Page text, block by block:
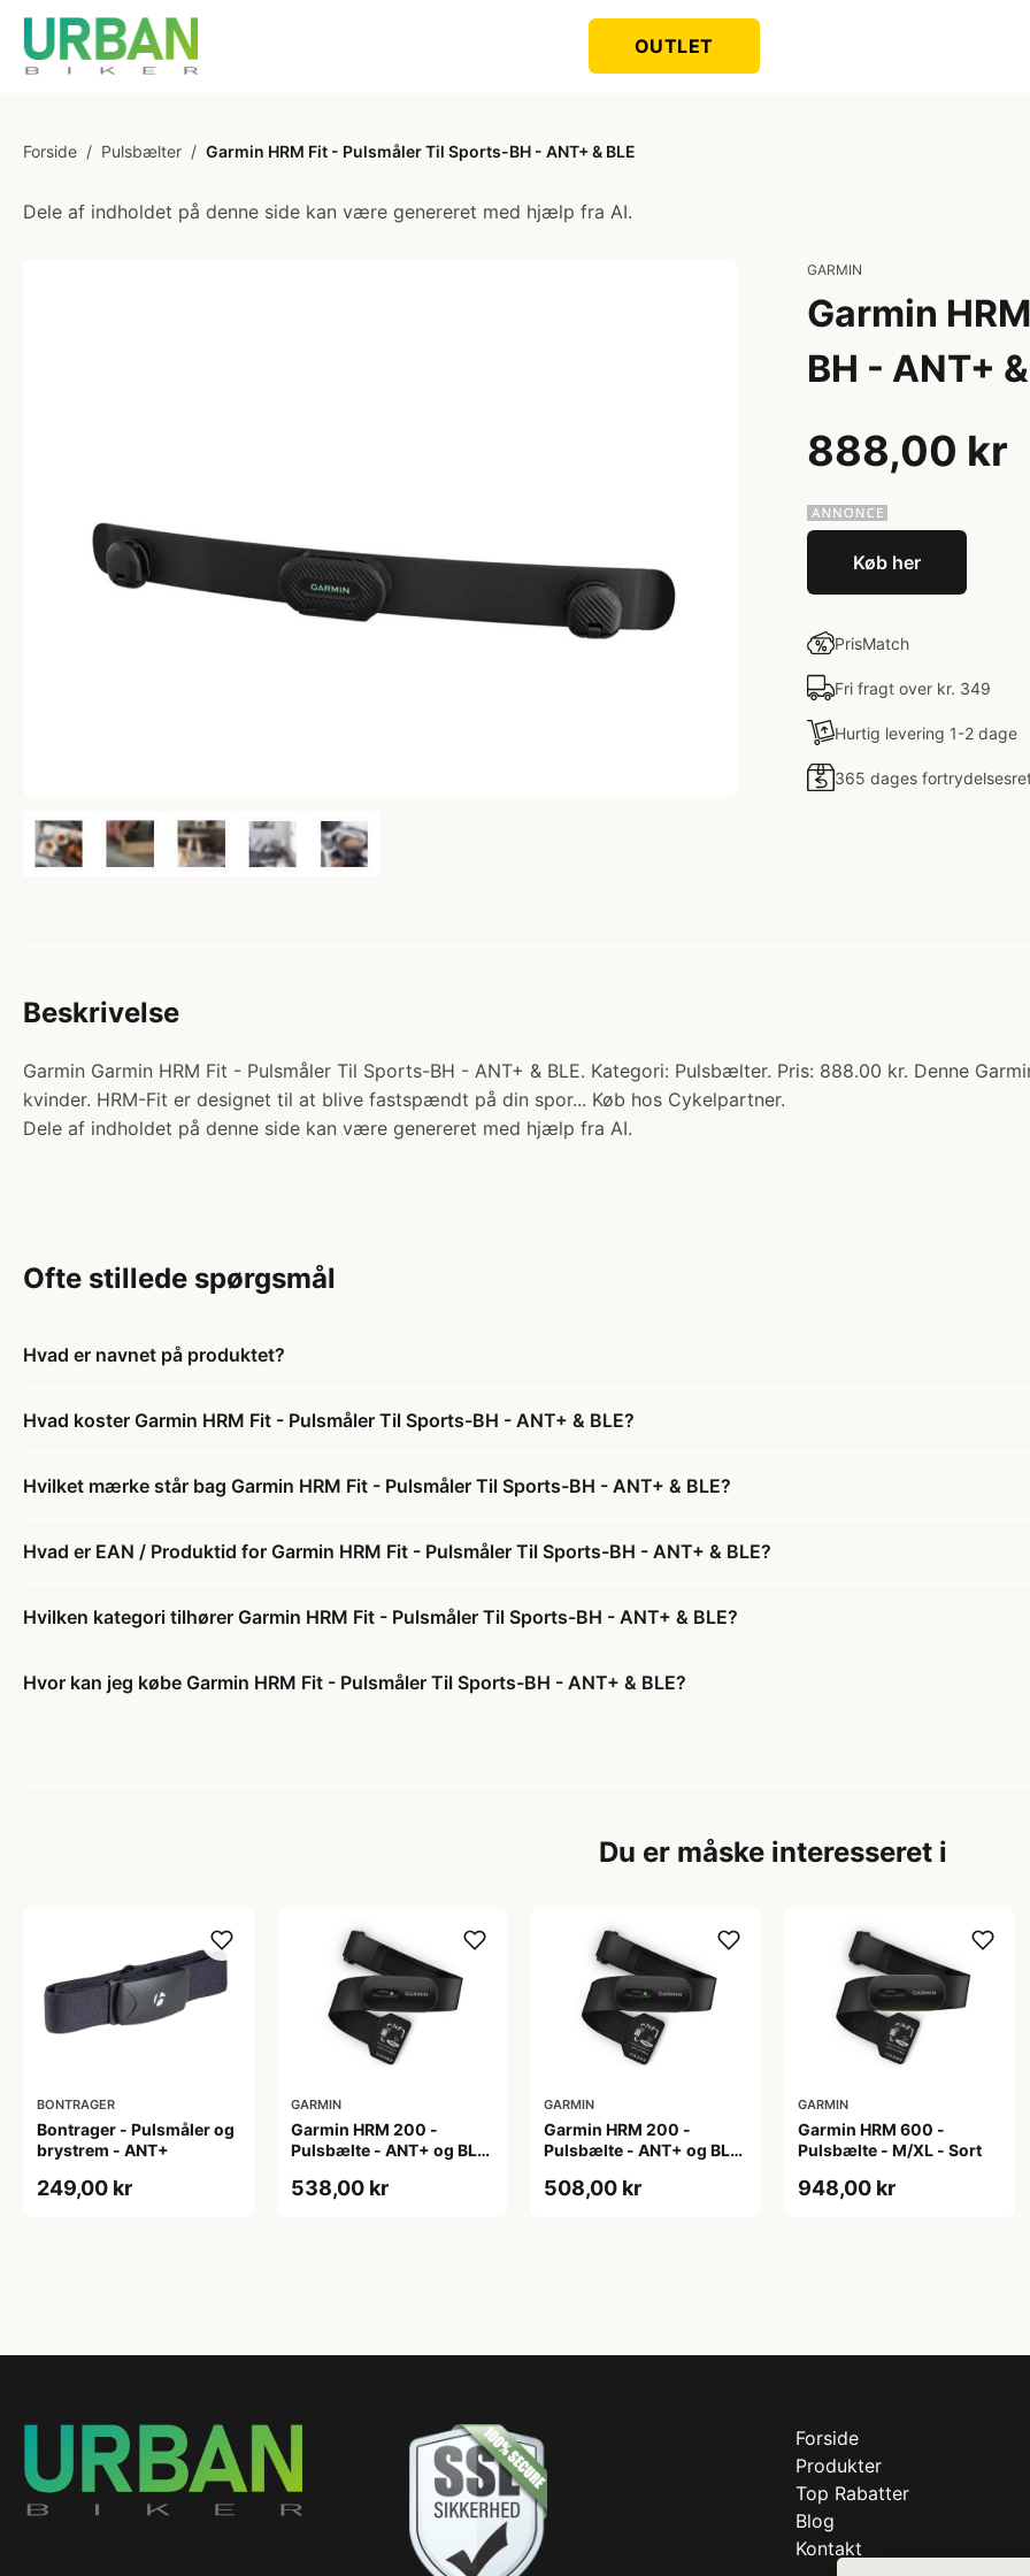
OUTLET
Forside / Pulsbælter / Garmin HRM Fit - Pulsmåler Til Sports-BH - ANT+ & BLE
Dele af indholdet på denne side kan være genereret med hjælp fra AI.
GARMIN
Garmin
BH - ANT+
888,00 kr
Køb her
PrisMatch
Fri fragt over kr. 349
Hurtig levering 1-2 dage
365 dages
Beskrivelse
Garmin Garmin HRM Fit - Pulsmåler Til Sports-BH - ANT+ & BLE. Kategori: Pulsbælter. Pris: 888.00 kr. Denne
kvinder. HRM-Fit er designet til at blive fastspændt på din spor... Køb hos Cykelpartner.
Dele af indholdet på denne side kan være genereret med hjælp fra AI.
Ofte stillede spørgsmål
Hvad er navnet på produktet?
Hvad koster Garmin HRM Fit - Pulsmåler Til Sports-BH - ANT+ & BLE?
Hvilket mærke står bag Garmin HRM Fit - Pulsmåler Til Sports-BH - ANT+ & BLE?
Hvad er EAN / Produktid for Garmin HRM Fit - Pulsmåler Til Sports-BH - ANT+ & BLE?
Hvilken kategori tilhører Garmin HRM Fit - Pulsmåler Til Sports-BH - ANT+ & BLE?
Hvor kan jeg købe Garmin HRM Fit - Pulsmåler Til Sports-BH - ANT+ & BLE?
Du er måske interesseret i
BONTRAGER
Bontrager - Pulsmåler og
brystrem - ANT+
249,00 kr
GARMIN
Garmin HRM 200 -
Pulsbælte - ANT+ og BLE
538,00 kr
GARMIN
Garmin HRM 200 -
Pulsbælte - ANT+ og BLE
508,00 kr
GARMIN
Garmin HRM 600 -
Pulsbælte - M/XL - Sort
948,00 kr
Forside
Produkter
Top Rabatter
Blog
Kontakt